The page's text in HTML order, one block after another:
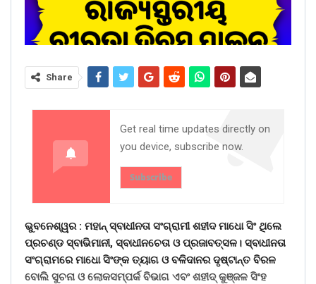
Share
Get real time updates directly on
you device, subscribe now.
Subscribe
ଭୁବନେଶ୍ୱର : ମହାନ୍ ସ୍ବାଧୀନତା ସଂଗ୍ରାମୀ ଶହୀଦ ମାଧୋ ସିଂ ଥିଲେ
ପ୍ରଚଣ୍ଡ ସ୍ବାଭିମାନୀ, ସ୍ବାଧୀନଚେତା ଓ ପ୍ରଜାବତ୍ସଳ। ସ୍ବାଧୀନତା
ସଂଗ୍ରାମରେ ମାଧୋ ସିଂଙ୍କ ତ୍ୟାଗ ଓ ବଳିଦାନର ଦୃଷ୍ଟାନ୍ତ ବିରଳ
ବୋଲି ସୁଚନା ଓ ଲୋକସମ୍ପର୍କ ବିଭାଗ ଏବଂ ଶହୀଦ୍ କୁଞ୍ଜଳ ସିଂହ